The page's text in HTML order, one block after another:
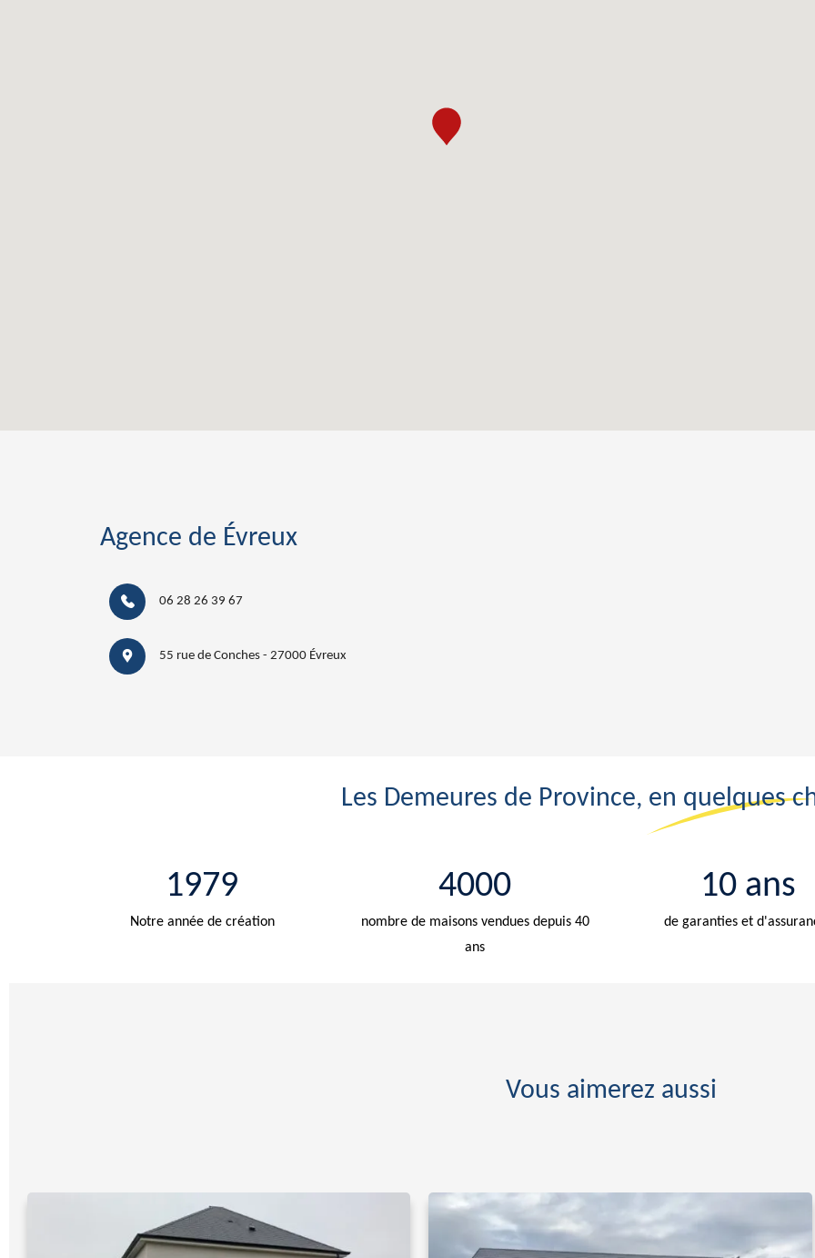
Agence de Évreux
06 28 26 39 67
55 rue de Conches - 27000 Évreux
Les Demeures de Province, en quelques
1979
Notre année de création
4000
nombre de maisons vendues depuis 40
ans
10 ans
de garanties et
Vous aimerez aussi